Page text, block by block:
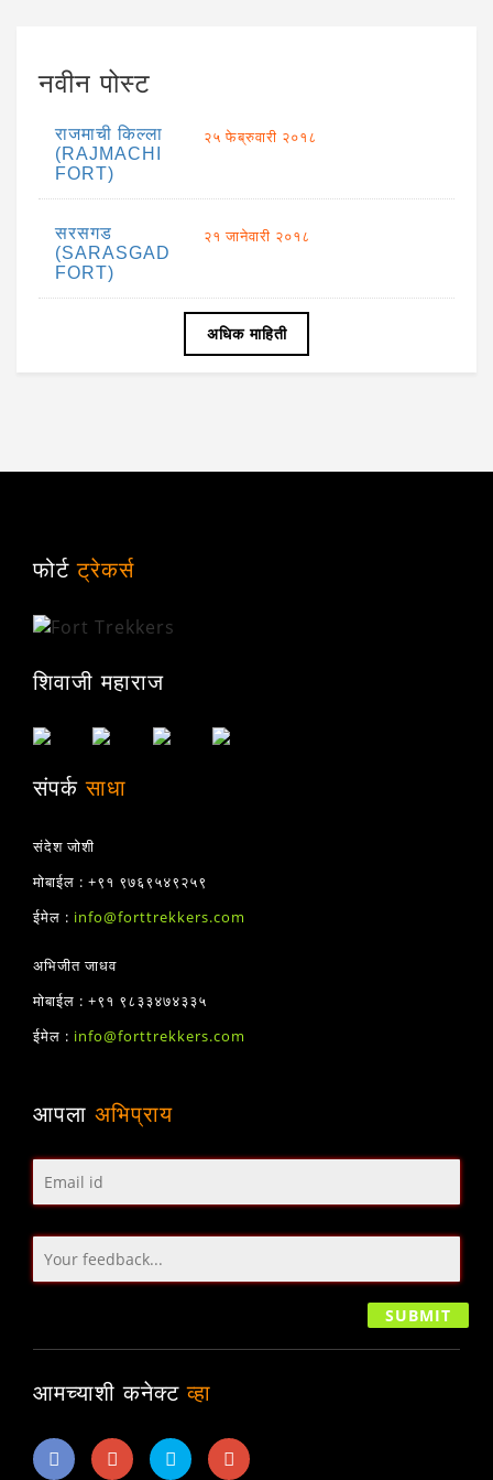
नवीन पोस्ट
राजमाची किल्ला
(RAJMACHI
FORT)
२५ फेब्रुवारी २०१८
सरसगड
(SARASGAD
FORT)
२१ जानेवारी २०१८
अधिक माहिती
फोर्टट्रेकर्स
शिवाजी महाराज
संपर्कसाधा
संदेश जोशी
मोबाईल : +९१ ९७६९५४९२५९
ईमेल : info@forttrekkers.com
अभिजीत जाधव
मोबाईल : +९१ ९८३३४७४३३५
ईमेल : info@forttrekkers.com
आपला अभिप्राय
आमच्याशी कनेक्टव्हा